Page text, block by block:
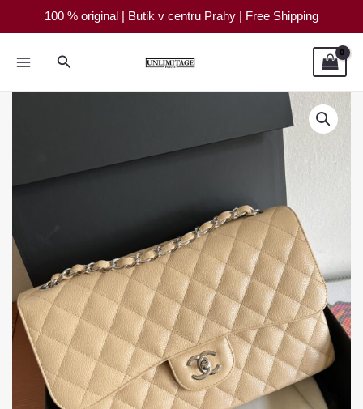
100 % original | Butik v centru Prahy | Free Shipping
Přeskočit
na
obsah
Hledat